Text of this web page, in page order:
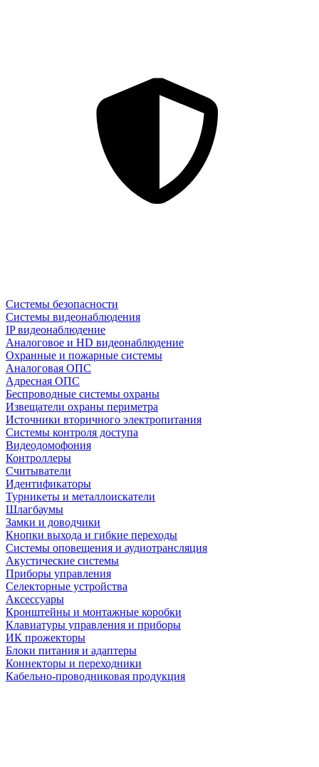
Системы безопасности
Системы видеонаблюдения
IP видеонаблюдение
Аналоговое и HD видеонаблюдение
Охранные и пожарные системы
Аналоговая ОПС
Адресная ОПС
Беспроводные системы охраны
Извещатели охраны периметра
Источники вторичного электропитания
Системы контроля доступа
Видеодомофония
Контроллеры
Считыватели
Идентификаторы
Турникеты и металлоискатели
Шлагбаумы
Замки и доводчики
Кнопки выхода и гибкие переходы
Системы оповещения и аудиотрансляция
Акустические системы
Приборы управления
Селекторные устройства
Аксессуары
Кронштейны и монтажные коробки
Клавиатуры управления и приборы
ИК прожекторы
Блоки питания и адаптеры
Коннекторы и переходники
Кабельно-проводниковая продукция